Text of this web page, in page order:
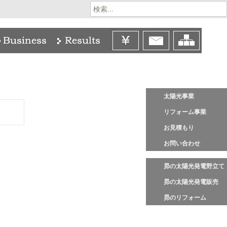
太陽光事業
リフォーム事業
お見積もり
お問い合わせ
昴の太陽光発電野立て
昴の太陽光発電販売
昴のリフォーム
検
索: